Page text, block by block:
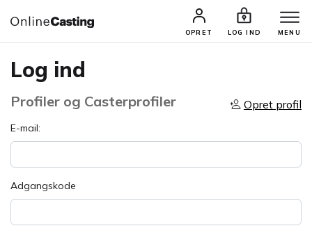
OPRET LOG IND MENU
Log ind
Profiler og Casterprofiler Opret profil
E-mail:
Adgangskode